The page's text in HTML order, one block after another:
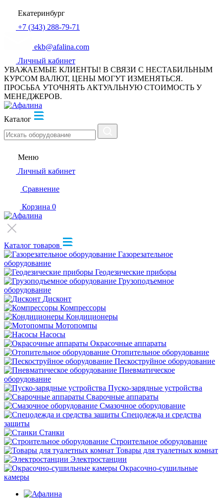
Екатеринбург
+7 (343) 288-79-71
ekb@afalina.com
Личный кабинет
УВАЖАЕМЫЕ КЛИЕНТЫ! В СВЯЗИ С НЕСТАБИЛЬНЫМ
КУРСОМ ВАЛЮТ, ЦЕНЫ МОГУТ ИЗМЕНЯТЬСЯ.
ПРОСЬБА УТОЧНЯТЬ АКТУАЛЬНУЮ СТОИМОСТЬ У
МЕНЕДЖЕРОВ.
Каталог
Меню
Личный кабинет
Сравнение
Корзина 0
Каталог товаров
Газорезательное
оборудование
Геодезические приборы
Грузоподъемное
оборудование
Дисконт
Компрессоры
Кондиционеры
Мотопомпы
Насосы
Окрасочные аппараты
Отопительное оборудование
Пескоструйное оборудование
Пневматическое
оборудование
Пуско-зарядные устройства
Сварочные аппараты
Смазочное оборудование
Спецодежда и средства
защиты
Станки
Строительное оборудование
Товары для туалетных комнат
Электростанции
Окрасочно-сушильные
камеры